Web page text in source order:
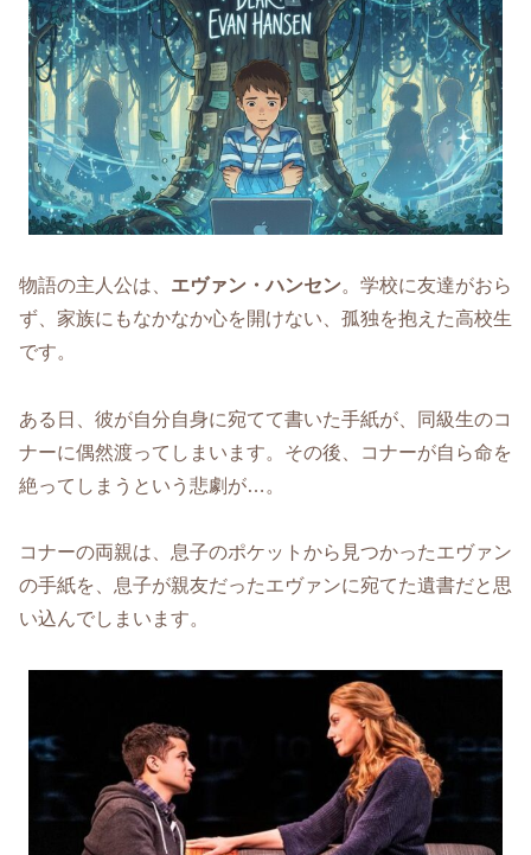
物語の主人公は、 エヴァン・ハンセン。学校に友達がおら
ず、家族にもなかなか心を開けない、孤独を抱えた高校生
です。
ある日、彼が自分自身に宛てて書いた手紙が、同級生のコ
ナーに偶然渡ってしまいます。その後、コナーが自ら命を
絶ってしまうという悲劇が…。
コナーの両親は、息子のポケットから見つかったエヴァン
の手紙を、息子が親友だったエヴァンに宛てた遺書だと思
い込んでしまいます。